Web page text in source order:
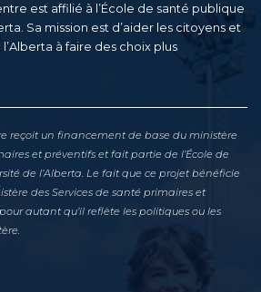
est affilié à l’École de santé publique
Sa mission est d’aider les citoyens et
à faire des choix plus
reçoit un financement de base du ministère
et préventifs et fait partie de l’École de
de l’Alberta. Le fait que ce projet bénéficie
des Services de santé primaires et
autant qu’il reflète les politiques ou les